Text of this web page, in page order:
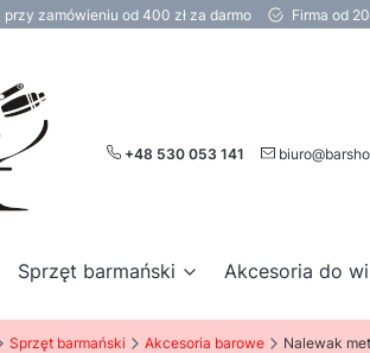
przy zamówieniu od 400 zł za darmo Firma od
+48 530 053 141
Sprzęt barmański Akcesoria do
Sprzęt barmański Akcesoria barowe Nalewak